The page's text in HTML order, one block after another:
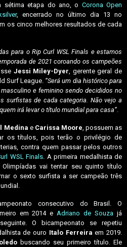
sétima etapa do ano, o Corona Open
, encerrado no último dia 13 no
os cinco melhores resultados de cada
para o Rip Curl WSL Finals e estamos
de 2021 coroando os campeões
Jessi Miley-Dyer, gerente geral de
Surf League. “Será um dia histórico para
e feminino sendo decididos no
surfistas de cada categoria. Não vejo a
irá levar o título mundial para casa”.
Medina e Carissa Moore, possuem as
os títulos, pois terão o privilégio de
contra quem passar pelos outros
WSL Finals. A primeira medalhista de
vai tentar seu quinto título
o sexto surfista a ser campeão três
consecutivo do Brasil. O
em 2014 eAdriano de Souza já
O bicampeonato se repetiu
de ouro Italo Ferreira em 2019.
buscando seu primeiro título. Ele